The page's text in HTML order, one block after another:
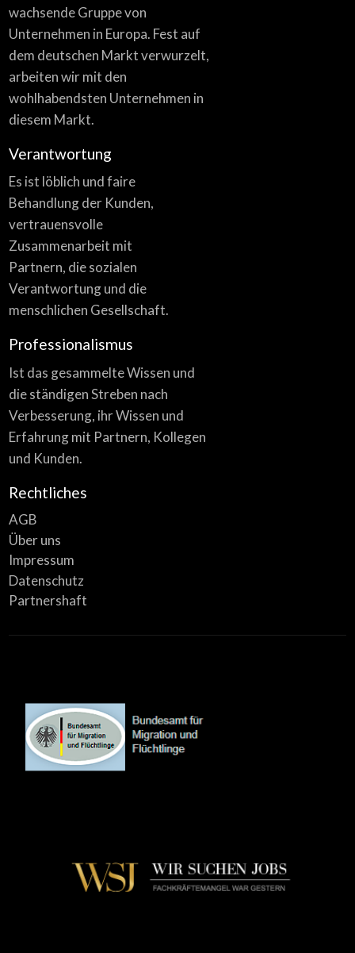
wachsende Gruppe von
Unternehmen in Europa. Fest auf
dem deutschen Markt verwurzelt,
arbeiten wir mit den
wohlhabendsten Unternehmen in
diesem Markt.
Verantwortung
Es ist löblich und faire
Behandlung der Kunden,
vertrauensvolle
Zusammenarbeit mit
Partnern, die sozialen
Verantwortung und die
menschlichen Gesellschaft.
Professionalismus
Ist das gesammelte Wissen und
die ständigen Streben nach
Verbesserung, ihr Wissen und
Erfahrung mit Partnern, Kollegen
und Kunden.
Rechtliches
AGB
Über uns
Impressum
Datenschutz
Partnershaft